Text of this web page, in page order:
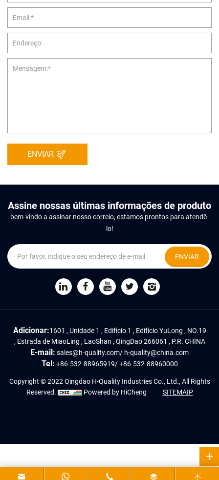
ENVIAR
Assine nossas últimas informações de produto
bem-vindo a assinar nosso correio, estamos prontos para atendê-
lo!
ENVIAR
Adicionar:1601 , Unidade 1 , Edifício 1 , Edifício YuLong , NO.19
, Estrada de MiaoLing , LaoShan , QingDao 266061 , P.R. CHINA
E-mail: sales@h-quality.com/ h-quality@china.com
Tel: +86-532-88965919/+86-532-88960000
Copyright © 2022 Qingdao H-Quality Industries Co., Ltd., All Rights
Reserved.
Powered by HiCheng SITEMAIP